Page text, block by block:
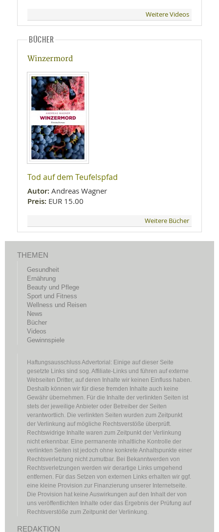
Weitere Videos
BÜCHER
Winzermord
Tod auf dem Teufelspfad
Autor: Andreas Wagner
Preis: EUR 15.00
Weitere Bücher
THEMEN
Gesundheit
Ernährung
Beauty und Pflege
Sport und Fitness
Wellness und Reisen
News
Bücher
Videos
Gewinnspiele
Haftungsausschluss Advertorial: Einige auf dieser Seite
gesetzte Links sind sog. Affiliate-Links und führen auf externe
Webseiten Dritter, auf deren Inhalte wir keinen Einfluss haben.
Deshalb können wir für diese fremden Inhalte auch keine
Gewähr übernehmen. Für die Inhalte der verlinkten Seiten ist
stets der jeweilige Anbieter oder Betreiber der Seiten
verantwortlich. Die verlinkten Seiten wurden zum Zeitpunkt
der Verlinkung auf mögliche Rechtsverstöße überprüft.
Rechtswidrige Inhalte waren zum Zeitpunkt der Verlinkung
nicht erkennbar. Eine permanente inhaltliche Kontrolle der
verlinkten Seiten ist jedoch ohne konkrete Anhaltspunkte einer
Rechtsverletzung nicht zumutbar. Bei Bekanntwerden von
Rechtsverletzungen werden wir derartige Links umgehend
entfernen. Für das Setzen von externen Links erhalten wir ggf.
eine kleine Provision zur Finanzierung unserer Internetseite.
Die Provision hat keine Auswirkungen auf den Inhalt der von
uns veröffentlichten Inhalte oder das Ergebnis der Prüfung auf
Rechtsverstöße zum Zeitpunkt der Verlinkung.
REDAKTION